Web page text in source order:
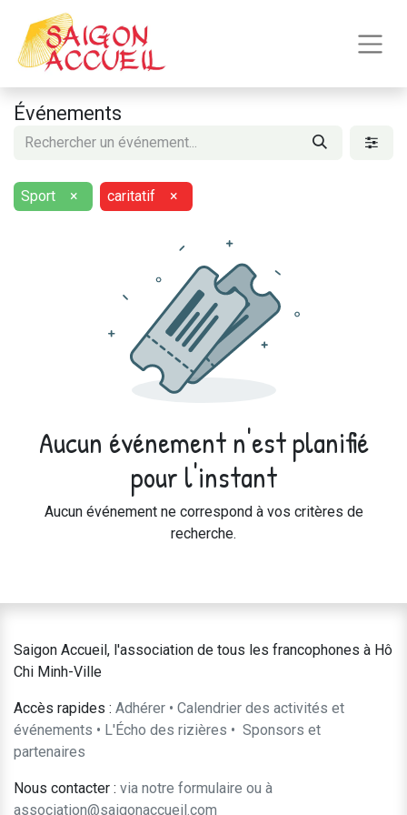
Événements
Sport × caritatif ×
Aucun événement n'est planifié
pour l'instant
Aucun événement ne correspond à vos critères de
recherche.
Saigon Accueil, l'association de tous les francophones à Hô
Chi Minh-Ville
Accès rapides : Adhérer • Calendrier des activités et
événements • L'Écho des rizières • ​Sponsors et
partenaires​​
Nous contacter : ​via notre formulaire ou à
association@saigonaccueil.com